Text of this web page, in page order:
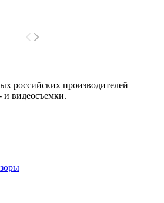
российских производителей
и видеосъемки.